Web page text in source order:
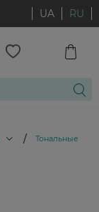
UA RU
/ Тональные